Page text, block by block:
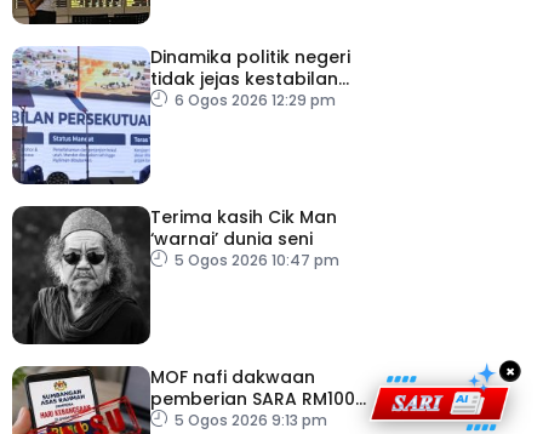
Dinamika politik negeri
tidak jejas kestabilan
Kerajaan Perpaduan
6 Ogos 2026 12:29 pm
Terima kasih Cik Man
‘warnai’ dunia seni
5 Ogos 2026 10:47 pm
MOF nafi dakwaan
pemberian SARA RM100
sempena Hari
5 Ogos 2026 9:13 pm
×